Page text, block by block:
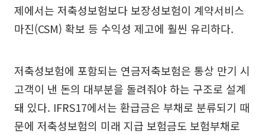
제에서는 저축성보험보다 보장성보험이 계약서비스
마진(CSM) 확보 등 수익성 제고에 훨씬 유리하다.
저축성보험에 포함되는 연금저축보험은 통상 만기 시
고객이 낸 돈의 대부분을 돌려줘야 하는 구조로 설계
돼 있다. IFRS17에서는 환급금은 부채로 분류되기 때
문에 저축성보험의 미래 지급 보험금도 보험부채로